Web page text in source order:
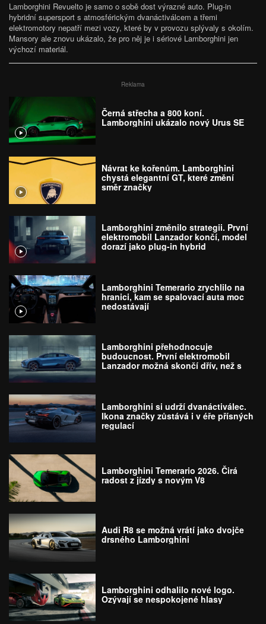
Lamborghini Revuelto je samo o sobě dost výrazné auto. Plug-in
hybridní supersport s atmosférickým dvanáctiválcem a třemi
elektromotory nepatří mezi vozy, které by v provozu splývaly s okolím.
Mansory ale znovu ukázalo, že pro něj je i sériové Lamborghini jen
výchozí materiál.
Reklama
Černá střecha a 800 koní.
Lamborghini ukázalo nový Urus SE
Návrat ke kořenům. Lamborghini
chystá elegantní GT, které změní
směr značky
Lamborghini změnilo strategii. První
elektromobil Lanzador končí, model
dorazí jako plug-in hybrid
Lamborghini Temerario zrychlilo na
hranici, kam se spalovací auta moc
nedostávají
Lamborghini přehodnocuje
budoucnost. První elektromobil
Lanzador možná skončí dřív, než se
Lamborghini si udrží dvanáctiválec.
Ikona značky zůstává i v éře přísných
regulací
Lamborghini Temerario 2026. Čirá
radost z jízdy s novým V8
Audi R8 se možná vrátí jako dvojče
drsného Lamborghini
Lamborghini odhalilo nové logo.
Ozývají se nespokojené hlasy